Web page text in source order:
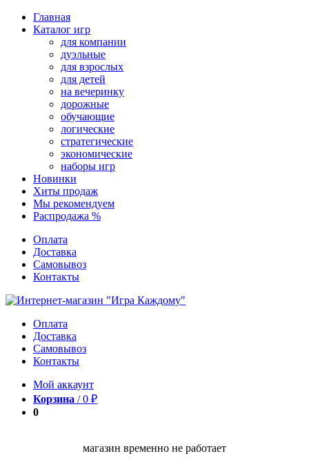
Перейти
содержимому
Главная
Каталог игр
для компании
дуэльные
для взрослых
для детей
на вечеринку
дорожные
обучающие
логические
стратегические
экономические
наборы игр
Новинки
Хиты продаж
Мы рекомендуем
Распродажа %
Оплата
Доставка
Самовывоз
Контакты
Оплата
Доставка
Самовывоз
Контакты
Мой аккаунт
Корзина /0 ₽
0
магазин временно не работает